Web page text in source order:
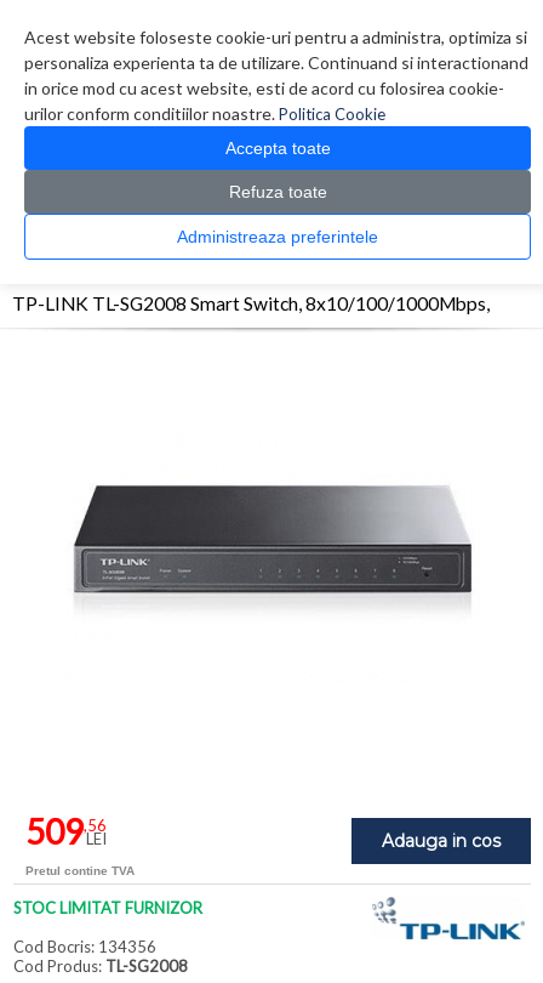
Acest website foloseste cookie-uri pentru a administra, optimiza si
personaliza experienta ta de utilizare. Continuand si interactionand
in orice mod cu acest website, esti de acord cu folosirea cookie-
urilor conform conditiilor noastre.Politica Cookie
Accepta toate
Refuza toate
Administreaza preferintele
0 produs(e)
CATALOG PRODUSE
> Switch-uri >
TP-LINK TL-SG2008 Smart Switch,
TP-LINK TL-SG2008 Smart Switch, 8x10/100/1000Mbps,
Adauga in cos
509,56
LEI
Pretul contine TVA
STOC LIMITAT FURNIZOR
Cod Bocris: 134356
Cod Produs: TL-SG2008